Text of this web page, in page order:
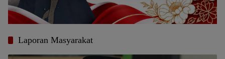
Laporan Masyarakat